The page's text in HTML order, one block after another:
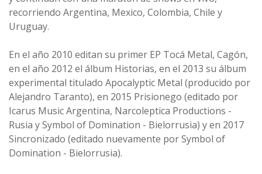
recorriendo Argentina, Mexico, Colombia, Chile y
Uruguay.
En el año 2010 editan su primer EP Tocá Metal, Cagón,
en el año 2012 el álbum Historias, en el 2013 su álbum
experimental titulado Apocalyptic Metal (producido por
Alejandro Taranto), en 2015 Prisionego (editado por
Icarus Music Argentina, Narcoleptica Productions -
Rusia y Symbol of Domination - Bielorrusia) y en 2017
Sincronizado (editado nuevamente por Symbol of
Domination - Bielorrusia).